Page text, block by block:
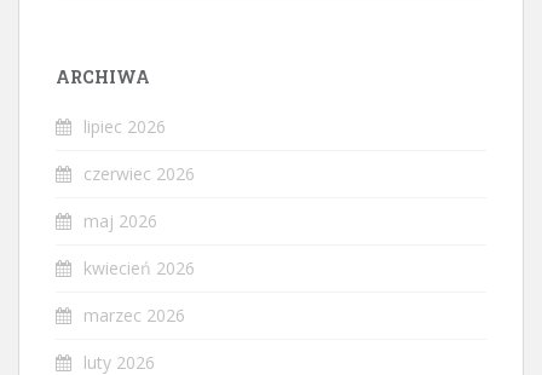
ARCHIWA
lipiec 2026
czerwiec 2026
maj 2026
kwiecień 2026
marzec 2026
luty 2026